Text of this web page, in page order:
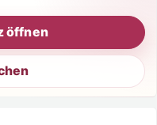
öffnen